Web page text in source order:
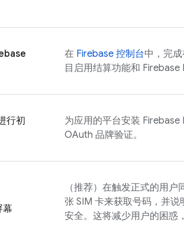
在 Firebase 控制台中，完
目启用结算功能和 Firebase
行初
为应用的平台安装 Firebase
OAuth 品牌验证。
幕
（推荐）在触发正式的用
张 SIM 卡来获取号码，并
安全。这将减少用户的困惑